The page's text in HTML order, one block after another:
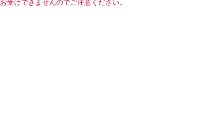
受けできませんのでご注意ください。